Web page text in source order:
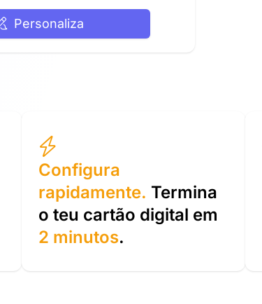
Personaliza
Configura
rapidamente. Termina
o teu cartão digital em
2 minutos.